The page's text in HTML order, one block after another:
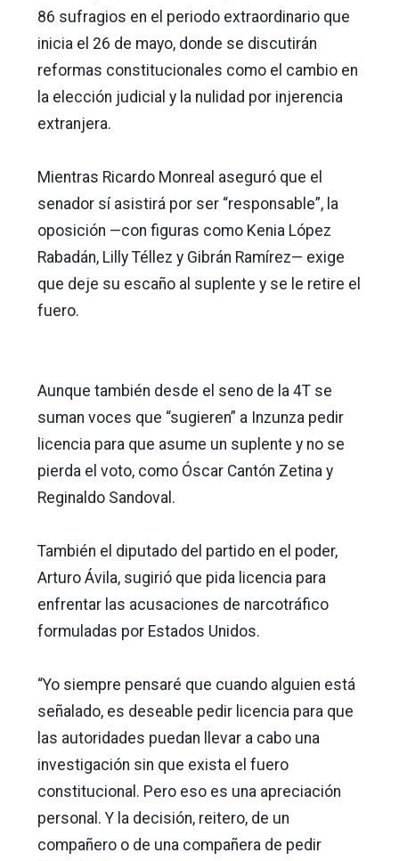
86 sufragios en el periodo extraordinario que
inicia el 26 de mayo, donde se discutirán
reformas constitucionales como el cambio en
la elección judicial y la nulidad por injerencia
extranjera.
Mientras Ricardo Monreal aseguró que el
senador sí asistirá por ser “responsable”, la
oposición —con figuras como Kenia López
Rabadán, Lilly Téllez y Gibrán Ramírez— exige
que deje su escaño al suplente y se le retire el
fuero.
Aunque también desde el seno de la 4T se
suman voces que “sugieren” a Inzunza pedir
licencia para que asume un suplente y no se
pierda el voto, como Óscar Cantón Zetina y
Reginaldo Sandoval.
También el diputado del partido en el poder,
Arturo Ávila, sugirió que pida licencia para
enfrentar las acusaciones de narcotráfico
formuladas por Estados Unidos.
“Yo siempre pensaré que cuando alguien está
señalado, es deseable pedir licencia para que
las autoridades puedan llevar a cabo una
investigación sin que exista el fuero
constitucional. Pero eso es una apreciación
personal. Y la decisión, reitero, de un
compañero o de una compañera de pedir